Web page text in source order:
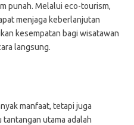
punah. Melalui eco-tourism,
menjaga keberlanjutan
kesempatan bagi wisatawan
langsung.
manfaat, tetapi juga
tantangan utama adalah